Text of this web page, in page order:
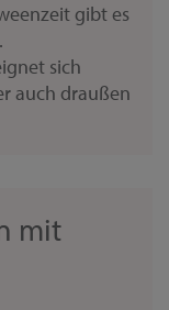
gibt es
sich
auch draußen
mit